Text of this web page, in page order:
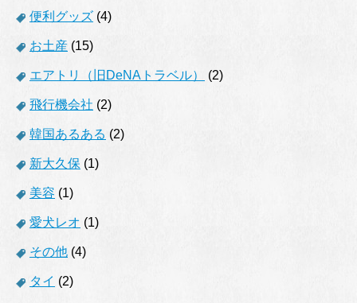
便利グッズ (4)
お土産 (15)
エアトリ（旧DeNAトラベル） (2)
飛行機会社 (2)
韓国あるある (2)
新大久保 (1)
美容 (1)
愛犬レオ (1)
その他 (4)
タイ (2)